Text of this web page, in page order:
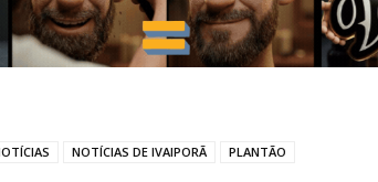
NOTÍCIAS DE IVAIPORÃ
PLANTÃO